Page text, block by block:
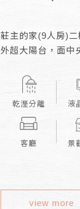
莊主的家(9人房)
外超大陽台，面中
乾溼分離 液
客廳 景
view more